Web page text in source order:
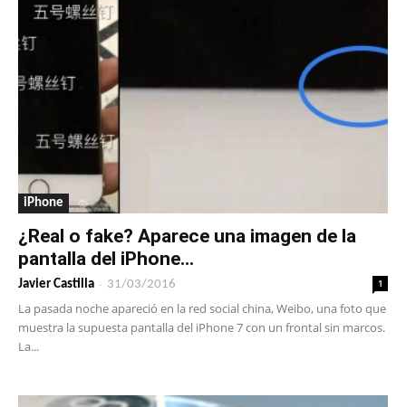
iPhone
¿Real o fake? Aparece una imagen de la
pantalla del iPhone...
Javier Castilla - 31/03/2016 1
La pasada noche apareció en la red social china, Weibo, una foto que
muestra la supuesta pantalla del iPhone 7 con un frontal sin marcos.
La...